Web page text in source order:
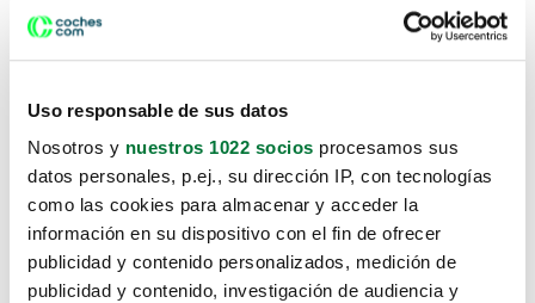
Uso responsable de sus datos
Nosotros y nuestros 1022 socios procesamos sus
datos personales, p.ej., su dirección IP, con tecnologías
como las cookies para almacenar y acceder la
información en su dispositivo con el fin de ofrecer
publicidad y contenido personalizados, medición de
publicidad y contenido, investigación de audiencia y
Lo sentimos, no sabemos como
te hemos traido hasta aquí.